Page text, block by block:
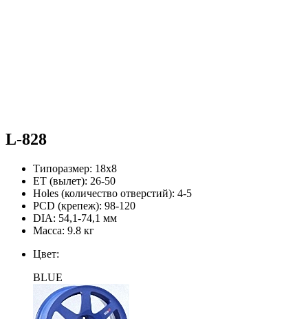
L-828
Типоразмер: 18х8
ЕТ (вылет): 26-50
Holes (количество отверстий): 4-5
PCD (крепеж): 98-120
DIA: 54,1-74,1 мм
Масса: 9.8 кг
Цвет:
BLUE